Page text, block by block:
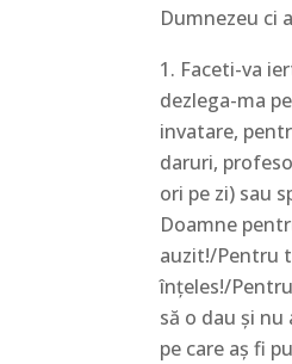
Dumnezeu ci
Faceti-va
dezlega-ma
invatare,
daruri,
ori pe zi) sau
Doamne
auzit!/Pentru
înţeles!/
să o dau şi
pe care aş fi